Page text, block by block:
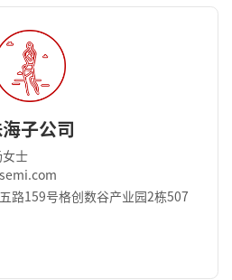
子公司
女士
路159号格创数谷产业园2栋507